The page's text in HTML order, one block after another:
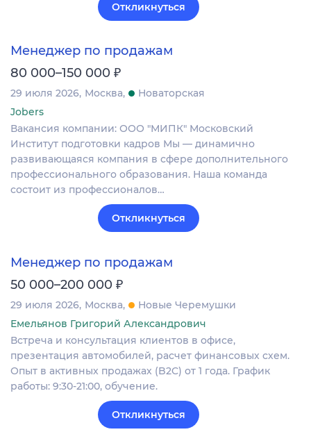
Откликнуться
Менеджер по продажам
80 000–150 000 ₽
29 июля 2026 Москва
Новаторская
Jobers
Вакансия компании: ООО "МИПК" Московский
Институт подготовки кадров Мы — динамично
развивающаяся компания в сфере дополнительного
профессионального образования. Наша команда
состоит из профессионалов…
Откликнуться
Менеджер по продажам
50 000–200 000 ₽
29 июля 2026 Москва
Новые Черемушки
Емельянов Григорий Александрович
Встреча и консультация клиентов в офисе,
презентация автомобилей, расчет финансовых схем.
Опыт в активных продажах (B2C) от 1 года. График
работы: 9:30-21:00, обучение.
Откликнуться